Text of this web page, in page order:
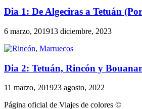
Dia 1: De Algeciras a Tetuán
6 marzo, 201913 diciembre, 2023
Dia 2: Tetuán, Rincón y
11 marzo, 201923 agosto, 2022
Página oficial de Viajes de colores ©